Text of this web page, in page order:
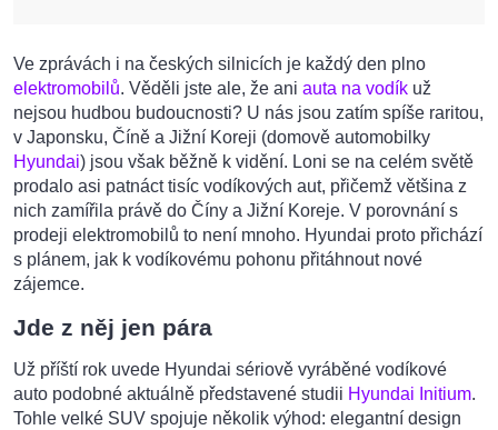
Ve zprávách i na českých silnicích je každý den plno
elektromobilů. Věděli jste ale, že ani auta na vodík už
nejsou hudbou budoucnosti? U nás jsou zatím spíše raritou,
v Japonsku, Číně a Jižní Koreji (domově automobilky
Hyundai) jsou však běžně k vidění. Loni se na celém světě
prodalo asi patnáct tisíc vodíkových aut, přičemž většina z
nich zamířila právě do Číny a Jižní Koreje. V porovnání s
prodeji elektromobilů to není mnoho. Hyundai proto přichází
s plánem, jak k vodíkovému pohonu přitáhnout nové
zájemce.
Jde z něj jen pára
Už příští rok uvede Hyundai sériově vyráběné vodíkové
auto podobné aktuálně představené studii Hyundai Initium.
Tohle velké SUV spojuje několik výhod: elegantní design